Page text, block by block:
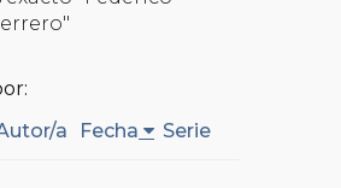
a Fecha Serie